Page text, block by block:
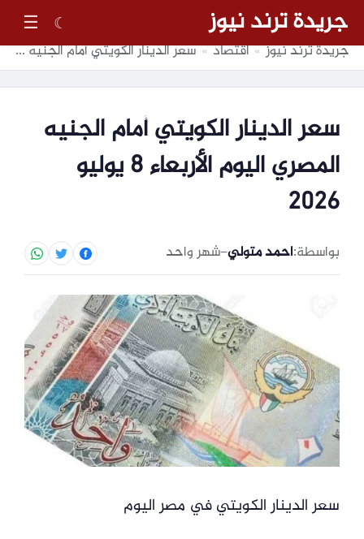
جريدة ترند نيوز ☾
☰
جريدة ترند نيوز » اقتصاد » سعر الدينار الكويتي أمام الجنيه المصري اليوم الأربعاء 8 يوليو 2026
سعر الدينار الكويتي أمام الجنيه
المصري اليوم الأربعاء 8 يوليو
2026
بواسطة:احمد متولي–شهر واحد
سعر الدينار الكويتي في مصر اليوم